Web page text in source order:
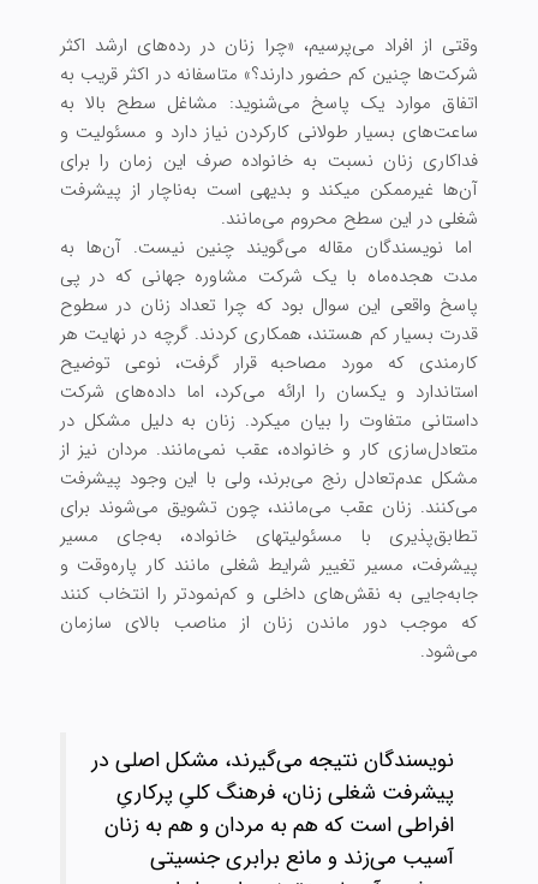
وقتی از افراد می‌پرسیم، «چرا زنان در رده‌‏های ارشد اکثر
شرکت‌‏ها چنین کم حضور دارند؟» متاسفانه در اکثر قریب به
اتفاق موارد یک پاسخ می‌‏شنوید: مشاغل سطح بالا به
ساعت‌های بسیار طولانی کار‏کردن نیاز دارد و مسئولیت و
فداکاری زنان نسبت به خانواده صرف این زمان را برای
آن‌ها غیرممکن می‏کند و بدیهی است به‌ناچار از پیشرفت
شغلی در این سطح محروم می‌‏مانند.
اما نویسندگان مقاله می‌گویند چنین نیست. آن‌ها به
مدت هجده‌ماه با یک شرکت مشاوره جهانی که در پی
پاسخ واقعی این سوال بود که چرا تعداد زنان در سطوح
قدرت بسیار کم هستند، همکاری کردند. ‌گرچه در نهایت هر
کارمندی که مورد مصاحبه قرار گرفت، نوعی توضیح
استاندارد و یکسان را ارائه می‌‏کرد، اما داده‌های شرکت
داستانی متفاوت را بیان می‏کرد. زنان به دلیل مشکل در
متعادل‌سازی کار و خانواده، عقب نمی‌مانند. مردان نیز از
مشکل عدم‌تعادل رنج می‌برند، ولی با این وجود پیشرفت
می‌کنند. زنان عقب می‌مانند، چون تشویق می‌شوند برای
تطابق‌‏پذیری با مسئولیت‏‏های خانواده، به‌جای مسیر
پیشرفت، مسیر تغییر شرایط شغلی مانند کار پاره‌‏وقت و
جابه‌جایی به نقش‌‏های داخلی و کم‌نمودتر را انتخاب ‏کنند
که موجب دور ماندن زنان از مناصب بالای سازمان
می‌شود.
نویسندگان نتیجه می‌گیرند، مشکل اصلی در
پیشرفت شغلی زنان، فرهنگ کلیِ پرکاریِ
افراطی است که هم به مردان و هم به زنان
آسیب می‌زند و مانع برابری جنسیتی